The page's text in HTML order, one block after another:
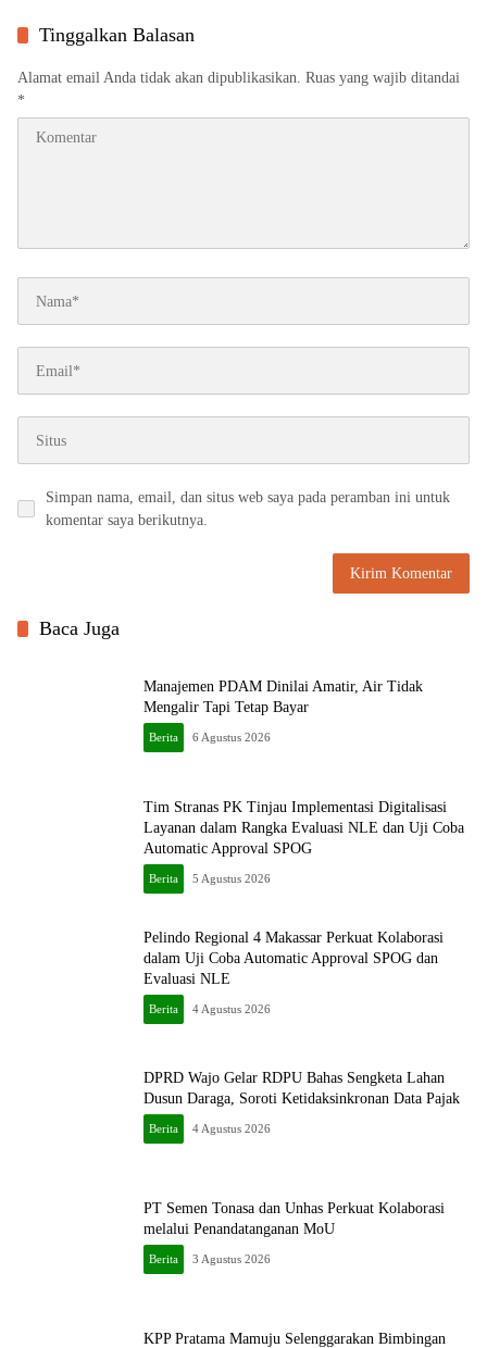
Tinggalkan Balasan
Alamat email Anda tidak akan dipublikasikan. Ruas yang wajib ditandai
*
Simpan nama, email, dan situs web saya pada peramban ini untuk
komentar saya berikutnya.
Baca Juga
Manajemen PDAM Dinilai Amatir, Air Tidak
Mengalir Tapi Tetap Bayar
Berita 6 Agustus 2026
Tim Stranas PK Tinjau Implementasi Digitalisasi
Layanan dalam Rangka Evaluasi NLE dan Uji Coba
Automatic Approval SPOG
Berita 5 Agustus 2026
Pelindo Regional 4 Makassar Perkuat Kolaborasi
dalam Uji Coba Automatic Approval SPOG dan
Evaluasi NLE
Berita 4 Agustus 2026
DPRD Wajo Gelar RDPU Bahas Sengketa Lahan
Dusun Daraga, Soroti Ketidaksinkronan Data Pajak
Berita 4 Agustus 2026
PT Semen Tonasa dan Unhas Perkuat Kolaborasi
melalui Penandatanganan MoU
Berita 3 Agustus 2026
KPP Pratama Mamuju Selenggarakan Bimbingan